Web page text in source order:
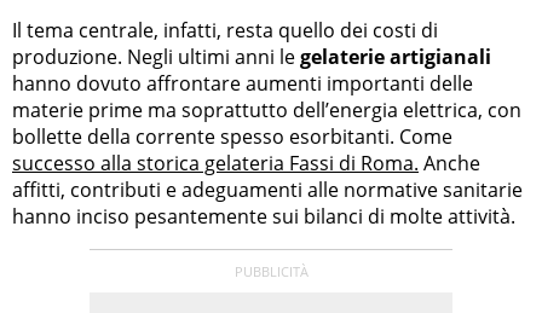
Il tema centrale, infatti, resta quello dei costi di
produzione. Negli ultimi anni legelaterie artigianali
hanno dovuto affrontare aumenti importanti delle
materie prime ma soprattutto dell’energia elettrica, con
bollette della corrente spesso esorbitanti. Come
successo alla storica gelateria Fassi di Roma. Anche
affitti, contributi e adeguamenti alle normative sanitarie
hanno inciso pesantemente sui bilanci di molte attività.